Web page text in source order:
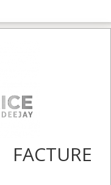
FACTURE